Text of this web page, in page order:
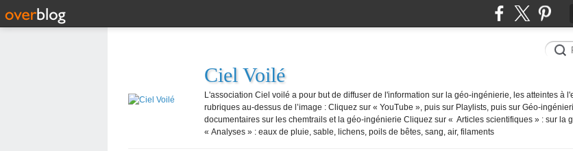
Ciel Voilé
L'association Ciel voilé a pour but de diffuser de l'information sur la géo-ingénierie, les atteintes à
rubriques au-dessus de l’image : Cliquez sur « YouTube », puis sur Playlists, puis sur Géo-
documentaires sur les chemtrails et la géo-ingénierie Cliquez sur « Articles scientifiques » : sur la
« Analyses » : eaux de pluie, sable, lichens, poils de bêtes, sang, air, filaments